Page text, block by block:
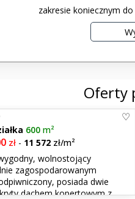
zakresie koniecznym
Oferty
600 m²
zł - 11 572 zł/m²
wolnostojący
zagospodarowanym
posiada dwie
dachem kopertowym z